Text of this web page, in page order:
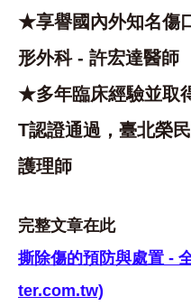
★享譽國內外知名傷
形外科 - 許宏達醫師
★多年臨床經驗並取
T認證通過，臺北榮
護理師
完整文章在此
撕除傷的預防與處置 -
ter.com.tw)